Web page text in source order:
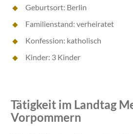
Geburtsort: Berlin
Familienstand: verheiratet
Konfession: katholisch
Kinder: 3 Kinder
Tätigkeit im Landtag
Vorpommern